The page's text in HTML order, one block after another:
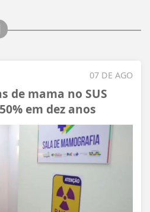
07 DE AGO
de mama no SUS
em dez anos